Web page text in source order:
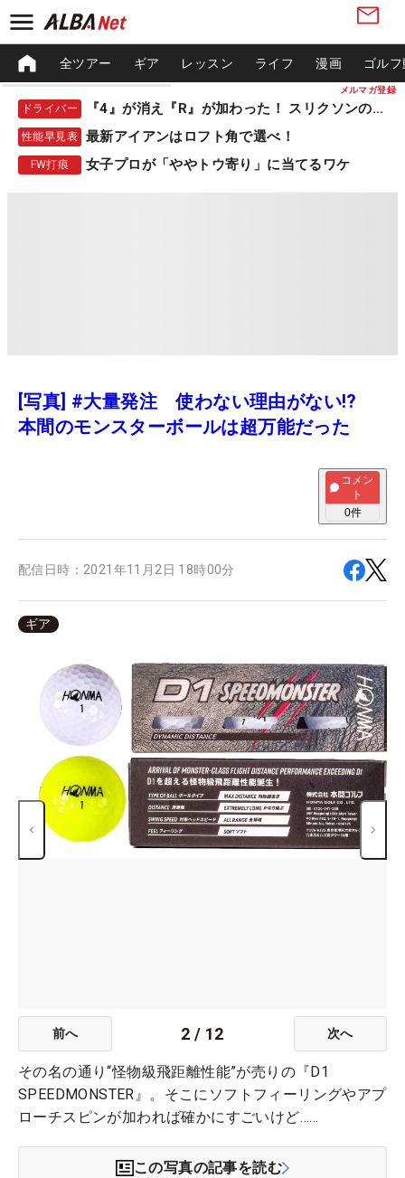
メルマガ登録
全ツアー ギア レッスン ライフ 漫画 ゴル
ドライバー 『4』が消え『R』が加わった！ スリクソンの新作
性能早見表 最新アイアンはロフト角で選べ！
FW打痕 女子プロが「ややトウ寄り」に当てるワケ
[写真] #大量発注 使わない理由がない!?
本間のモンスターボールは超万能だった
コメン
ト
0件
配信日時： 2021年11月2日 18時00分
ギア
前へ 2 / 12 次へ
その名の通り“怪物級飛距離性能”が売りの『D1
SPEEDMONSTER』。そこにソフトフィーリングやアプ
ローチスピンが加われば確かにすごいけど……
この写真の記事を読む